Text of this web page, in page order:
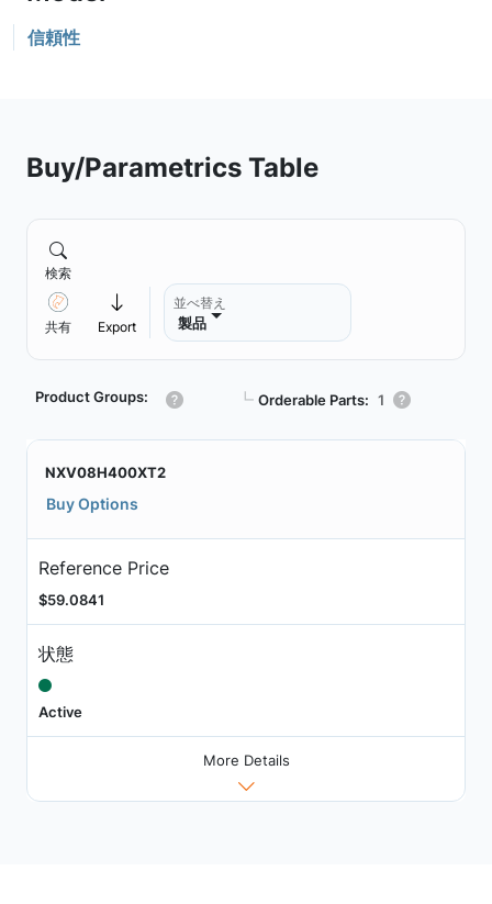
信頼性
Buy/Parametrics Table
検索
共有 Export
並べ替え
製品
Product Groups: ┗ Orderable Parts: 1
NXV08H400XT2
Buy Options
Reference Price
$59.0841
状態
Active
More Details